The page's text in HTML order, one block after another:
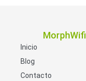
MorphWifi
Inicio
Blog
Contacto